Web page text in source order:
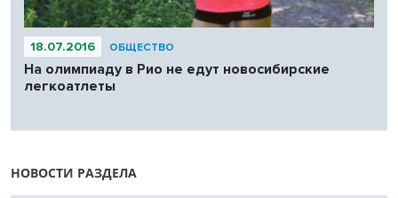
18.07.2016 ОБЩЕСТВО
На олимпиаду в Рио не едут новосибирские
легкоатлеты
НОВОСТИ РАЗДЕЛА